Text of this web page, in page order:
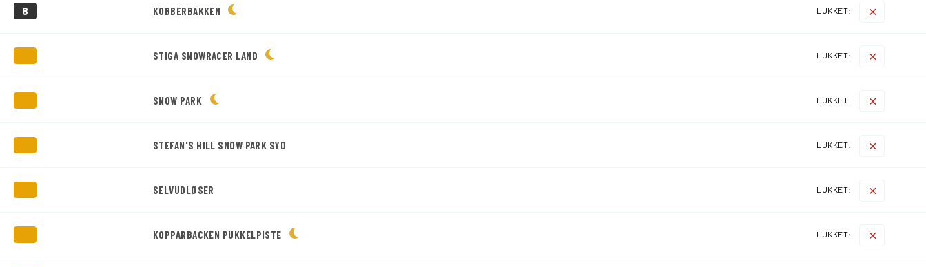
8 KOBBERBAKKEN LUKKET:
STIGA SNOWRACER LAND LUKKET:
SNOW PARK LUKKET:
STEFAN'S HILL SNOW PARK SYD LUKKET:
SELVUDLØSER LUKKET:
KOPPARBACKEN PUKKELPISTE LUKKET: